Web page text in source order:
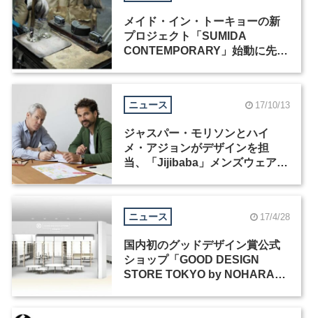
メイド・イン・トーキョーの新
プロジェクト「SUMIDA
CONTEMPORARY」始動に先駆
ニュース 17/10/13
ジャスパー・モリソンとハイ
メ・アジョンがデザインを担
当、「Jijibaba」メンズウェアコ
ニュース 17/4/28
国内初のグッドデザイン賞公式
ショップ「GOOD DESIGN
STORE TOKYO by NOHARA」